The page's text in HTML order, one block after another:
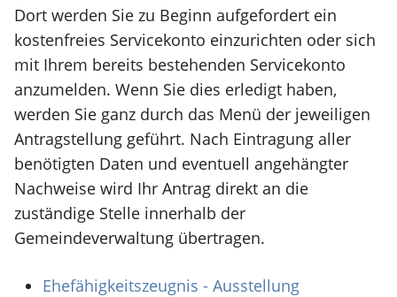
Dort werden Sie zu Beginn aufgefordert ein
kostenfreies Servicekonto einzurichten oder sich
mit Ihrem bereits bestehenden Servicekonto
anzumelden. Wenn Sie dies erledigt haben,
werden Sie ganz durch das Menü der jeweiligen
Antragstellung geführt. Nach Eintragung aller
benötigten Daten und eventuell angehängter
Nachweise wird Ihr Antrag direkt an die
zuständige Stelle innerhalb der
Gemeindeverwaltung übertragen.
Ehefähigkeitszeugnis - Ausstellung